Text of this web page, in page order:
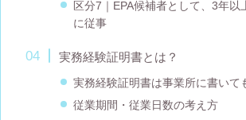
区分7｜EPA候補者として、3年以
に従事
実務経験証明書とは？
実務経験証明書は事業所に書いて
従業期間・従業日数の考え方